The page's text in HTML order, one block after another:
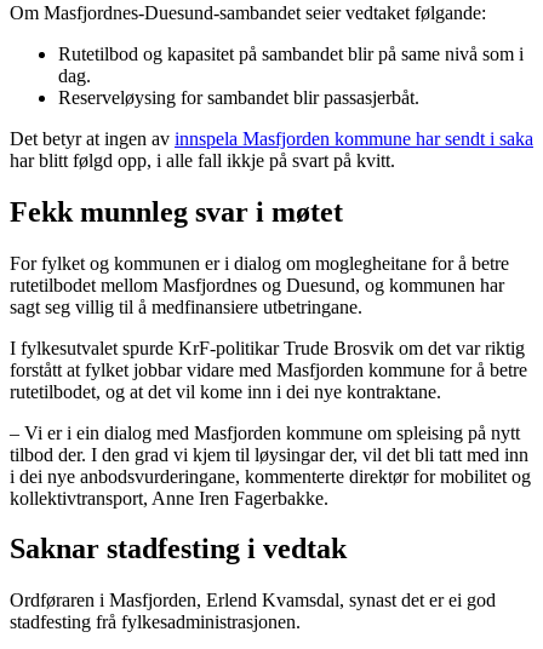
Om Masfjordnes-Duesund-sambandet seier vedtaket følgande:
Rutetilbod og kapasitet på sambandet blir på same nivå som i
dag.
Reserveløysing for sambandet blir passasjerbåt.
Det betyr at ingen av innspela Masfjorden kommune har sendt i saka
har blitt følgd opp, i alle fall ikkje på svart på kvitt.
Fekk munnleg svar i møtet
For fylket og kommunen er i dialog om moglegheitane for å betre
rutetilbodet mellom Masfjordnes og Duesund, og kommunen har
sagt seg villig til å medfinansiere utbetringane.
I fylkesutvalet spurde KrF-politikar Trude Brosvik om det var riktig
forstått at fylket jobbar vidare med Masfjorden kommune for å betre
rutetilbodet, og at det vil kome inn i dei nye kontraktane.
– Vi er i ein dialog med Masfjorden kommune om spleising på nytt
tilbod der. I den grad vi kjem til løysingar der, vil det bli tatt med inn
i dei nye anbodsvurderingane, kommenterte direktør for mobilitet og
kollektivtransport, Anne Iren Fagerbakke.
Saknar stadfesting i vedtak
Ordføraren i Masfjorden, Erlend Kvamsdal, synast det er ei god
stadfesting frå fylkesadministrasjonen.